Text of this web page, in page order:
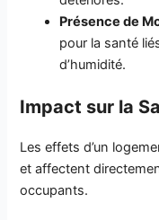
Présence de
pour la santé
d’humidité.
Impact sur la
Les effets d’un
et affectent
occupants.